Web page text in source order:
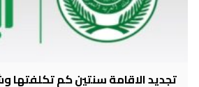
تجديد الاقامة سنتين كم تكلفتها